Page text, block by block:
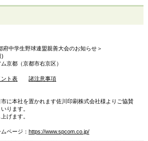
府中学生野球連盟親善大会のお知らせ＞
)
京都（京都市右京区）
ント表 諸注意事項
に本社を置かれます佐川印刷株式会社様よりご協賛
ります。
げます。
ページ： https://www.spcom.co.jp/